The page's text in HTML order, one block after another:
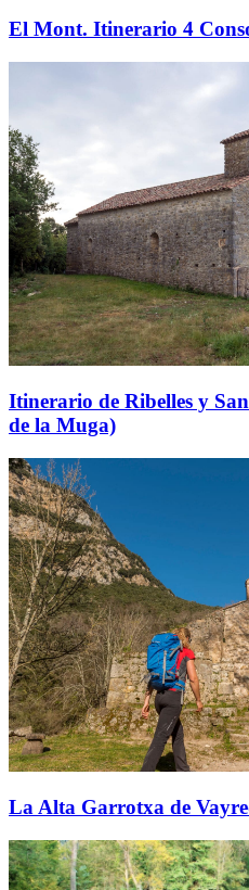
El Mont. Itinerario 4
Itinerario de Ribelles y
de la Muga)
La Alta Garrotxa de